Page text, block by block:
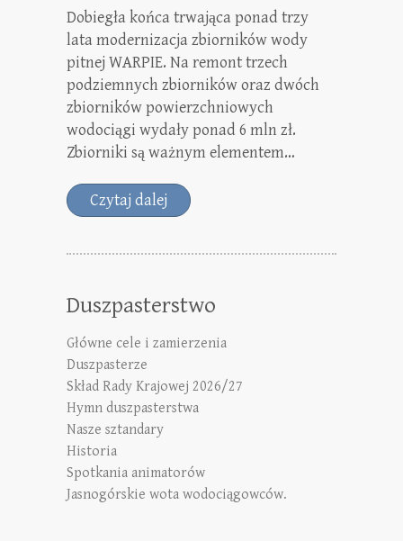
Dobiegła końca trwająca ponad trzy
lata modernizacja zbiorników wody
pitnej WARPIE. Na remont trzech
podziemnych zbiorników oraz dwóch
zbiorników powierzchniowych
wodociągi wydały ponad 6 mln zł.
Zbiorniki są ważnym elementem…
Czytaj dalej
Duszpasterstwo
Główne cele i zamierzenia
Duszpasterze
Skład Rady Krajowej 2026/27
Hymn duszpasterstwa
Nasze sztandary
Historia
Spotkania animatorów
Jasnogórskie wota wodociągowców.